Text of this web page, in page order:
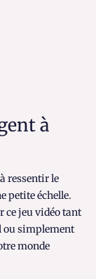
à
ressentir le
petite échelle.
ce jeu vidéo tant
ou simplement
monde